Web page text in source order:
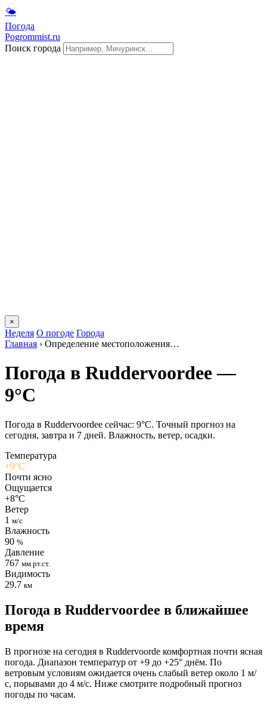
🌤
Погода
Pogrommist.ru
Поиск города
×
Неделя О погоде Города
Главная › Определение местоположения…
Погода в Ruddervoordeе —
9°C
Погода в Ruddervoordeе сейчас: 9°C. Точный прогноз на
сегодня, завтра и 7 дней. Влажность, ветер, осадки.
Температура
+9°C
Почти ясно
Ощущается
+8°C
Ветер
1 м/с
Влажность
90 %
Давление
767 мм рт.ст.
Видимость
29.7 км
Погода в Ruddervoordeе в ближайшее
время
В прогнозе на сегодня в Ruddervoorde комфортная почти ясная
погода. Диапазон температур от +9 до +25° днём. По
ветровым условиям ожидается очень слабый ветер около 1 м/
с, порывами до 4 м/с. Ниже смотрите подробный прогноз
погоды по часам.